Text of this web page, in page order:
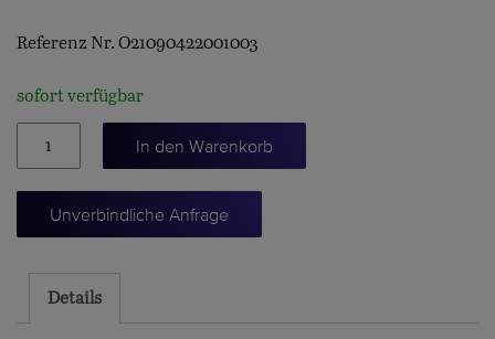
Referenz Nr. O21090422001003
sofort verfügbar
DIVER
In den Warenkorb
Unverbindliche Anfrage
Details